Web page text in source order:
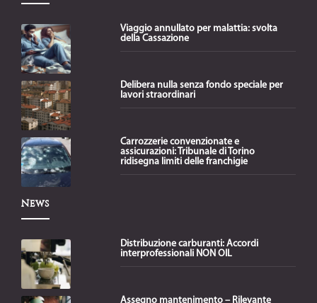
Viaggio annullato per malattia: svolta
della Cassazione
Delibera nulla senza fondo speciale per
lavori straordinari
Carrozzerie convenzionate e
assicurazioni: Tribunale di Torino
ridisegna limiti delle franchigie
News
Distribuzione carburanti: Accordi
interprofessionali NON OIL
Assegno mantenimento – Rilevante